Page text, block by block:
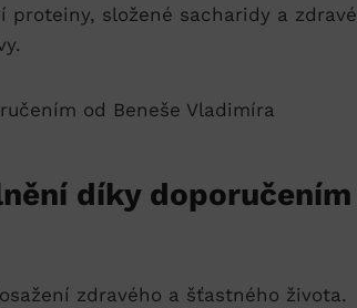
složené sacharidy a zdravé
díky doporučením
zdravého a šťastného života.